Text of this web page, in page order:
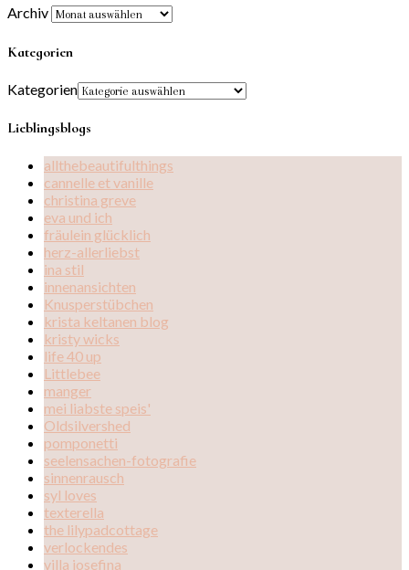
Archiv
Kategorien
Kategorien
Lieblingsblogs
allthebeautifulthings
cannelle et vanille
christina greve
eva und ich
fräulein glücklich
herz-allerliebst
ina stil
innenansichten
Knusperstübchen
krista keltanen blog
kristy wicks
life 40 up
Littlebee
manger
mei liabste speis'
Oldsilvershed
pomponetti
seelensachen-fotografie
sinnenrausch
syl loves
texterella
the lilypadcottage
verlockendes
villa josefina